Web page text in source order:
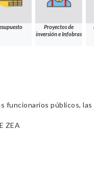
Proyectos de
inversión e Infobras
funcionarios públicos,
ZEA